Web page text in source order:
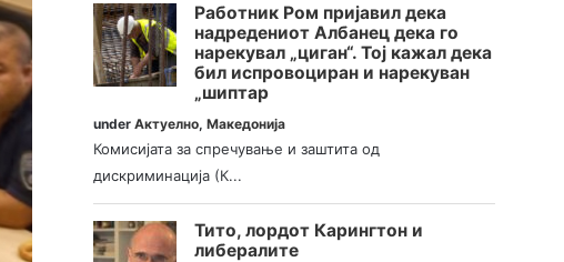
Работник Ром пријавил дека
надредениот Албанец дека го
нарекувал „циган“. Тој кажал дека
бил испровоциран и нарекуван
„шиптар
underАктуелно,Македонија
Комисијата за спречување и заштита од
дискриминација (К...
Тито, лордот Карингтон и
либералите